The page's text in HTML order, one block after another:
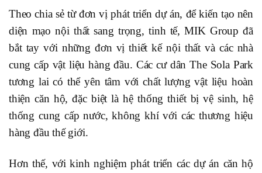
Theo chia sẻ từ đơn vị phát triển dự án, để kiến tạo nên
diện mạo nội thất sang trọng, tinh tế, MIK Group đã
bắt tay với những đơn vị thiết kế nội thất và các nhà
cung cấp vật liệu hàng đầu. Các cư dân The Sola Park
tương lai có thể yên tâm với chất lượng vật liệu hoàn
thiện căn hộ, đặc biệt là hệ thống thiết bị vệ sinh, hệ
thống cung cấp nước, không khí với các thương hiệu
hàng đầu thế giới.
Hơn thế, với kinh nghiệm phát triển các dự án căn hộ